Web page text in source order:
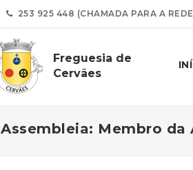
253 925 448 (CHAMADA PARA A
Freguesia de
Cervães
Assembleia: Membro da